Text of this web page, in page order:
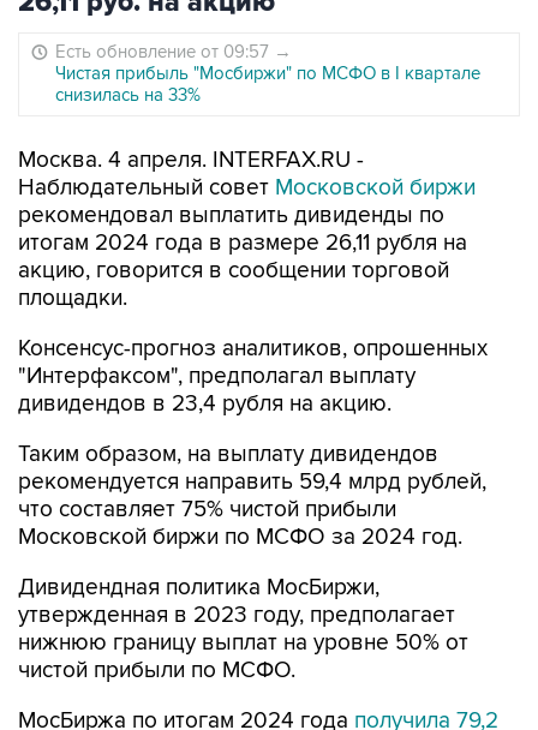
Есть обновление от 09:57 →
Чистая прибыль "Мосбиржи" по МСФО в I квартале
снизилась на 33%
Москва. 4 апреля. INTERFAX.RU -
Наблюдательный совет Московской биржи
рекомендовал выплатить дивиденды по
итогам 2024 года в размере 26,11 рубля на
акцию, говорится в сообщении торговой
площадки.
Консенсус-прогноз аналитиков, опрошенных
"Интерфаксом", предполагал выплату
дивидендов в 23,4 рубля на акцию.
Таким образом, на выплату дивидендов
рекомендуется направить 59,4 млрд рублей,
что составляет 75% чистой прибыли
Московской биржи по МСФО за 2024 год.
Дивидендная политика МосБиржи,
утвержденная в 2023 году, предполагает
нижнюю границу выплат на уровне 50% от
чистой прибыли по МСФО.
МосБиржа по итогам 2024 года получила 79,2